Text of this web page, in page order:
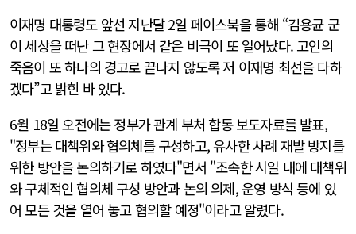
이재명 대통령도 앞선 지난달 2일 페이스북을 통해 “김용균 군
이 세상을 떠난 그 현장에서 같은 비극이 또 일어났다. 고인의
죽음이 또 하나의 경고로 끝나지 않도록 저 이재명 최선을 다하
겠다”고 밝힌 바 있다.
6월 18일 오전에는 정부가 관계 부처 합동 보도자료를 발표,
"정부는 대책위와 협의체를 구성하고, 유사한 사례 재발 방지를
위한 방안을 논의하기로 하였다"면서 "조속한 시일 내에 대책위
와 구체적인 협의체 구성 방안과 논의 의제, 운영 방식 등에 있
어 모든 것을 열어 놓고 협의할 예정"이라고 알렸다.